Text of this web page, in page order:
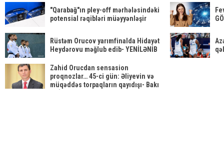
"Qarabağ"ın pley-off mərhələsindəki
potensial rəqibləri müəyyənləşir
Rüstəm Orucov yarımfinalda Hidayət
Heydərovu məğlub edib- YENİLƏNİB
Zahid Orucdan sensasion
proqnozlar… 45-ci gün: Əliyevin və
müqəddəs torpaqların qayıdışı- Bakı